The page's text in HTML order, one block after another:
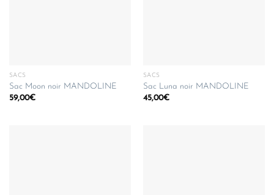
SACS
Sac Moon noir MANDOLINE
59,00€
SACS
Sac Luna noir MANDOLINE
45,00€